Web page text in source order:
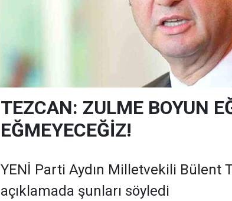
TEZCAN: ZULME BOYUN
EĞMEYECEĞİZ!
YENİ Parti Aydın Milletvekili Bülent
açıklamada şunları söyledi